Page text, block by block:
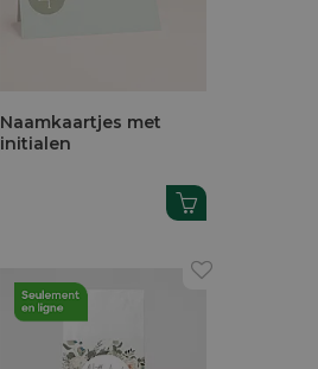
Naamkaartjes met
initialen